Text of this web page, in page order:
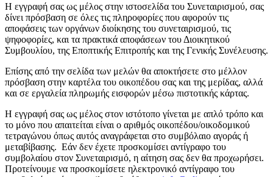
Η εγγραφή σας ως μέλος στην ιστοσελίδα του Συνεταιρισμού, σας
δίνει πρόσβαση σε όλες τις πληροφορίες που αφορούν τις
αποφάσεις των οργάνων διοίκησης του συνεταιρισμού, τις
ψηφοφορίες, και τα πρακτικά αποφάσεων του Διοικητικού
Συμβουλίου, της Εποπτικής Επιτροπής και της Γενικής Συνέλευσης.
Επίσης από την σελίδα των μελών θα αποκτήσετε στο μέλλον
πρόσβαση στην καρτέλα του οικοπέδου σας και της μερίδας, αλλά
και σε εργαλεία πληρωμής εισφορών μέσω πιστοτικής κάρτας.
Η εγγραφή σας ως μέλος στον ιστότοπο γίνεται με απλό τρόπο και
το μόνο που απαιτείται είναι ο αριθμός οικοπέδου/οικοδομικού
τετραγώνου όπως αυτός αναγράφεται στο συμβόλαιο αγοράς ή
μεταβίβασης. Εάν δεν έχετε προσκομίσει αντίγραφο του
συμβολαίου στον Συνεταιρισμό, η αίτηση σας δεν θα προχωρήσει.
Προτείνουμε να προσκομίσετε ηλεκτρονικό αντίγραφο του